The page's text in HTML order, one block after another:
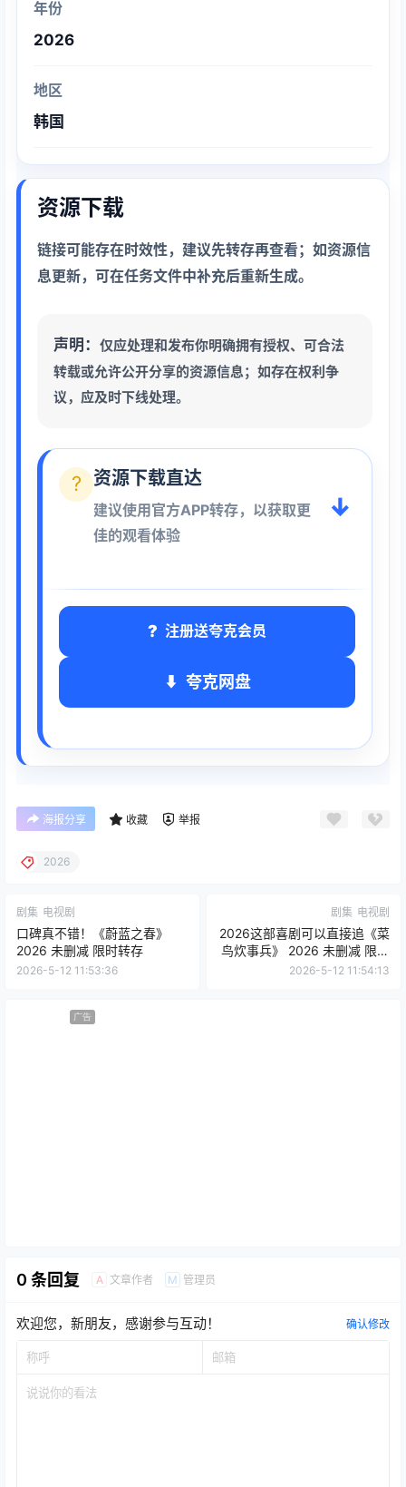
年份
2026
地区
韩国
资源下载
链接可能存在时效性，建议先转存再查看；如资源信
息更新，可在任务文件中补充后重新生成。
声明： 仅应处理和发布你明确拥有授权、可合法
转载或允许公开分享的资源信息；如存在权利争
议，应及时下线处理。
? 资源下载直达
建议使用官方APP转存，以获取更
佳的观看体验
↓
注册送夸克会员
夸克网盘
海报分享 收藏 举报
2026
剧集 电视剧
口碑真不错！《蔚蓝之春》
2026 未删减 限时转存
2026-5-12 11:53:36
剧集 电视剧
2026这部喜剧可以直接追《菜
鸟炊事兵》 2026 未删减 限时
转存
2026-5-12 11:54:13
广告
0 条回复 A 文章作者 M 管理员
欢迎您，新朋友，感谢参与互动！ 确认修改